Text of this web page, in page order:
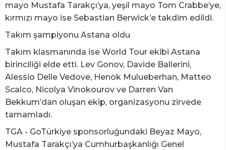
mayo Mustafa Tarakçı’ya, yeşil mayo Tom Crabbe’ye,
kırmızı mayo ise Sebastian Berwick’e takdim edildi.
Takım şampiyonu Astana oldu
Takım klasmanında ise World Tour ekibi Astana
birinciliği elde etti. Lev Gonov, Davide Ballerini,
Alessio Delle Vedove, Henok Mulueberhan, Matteo
Scalco, Nicolya Vinokourov ve Darren Van
Bekkum’dan oluşan ekip, organizasyonu zirvede
tamamladı.
TGA - GoTürkiye sponsorluğundaki Beyaz Mayo,
Mustafa Tarakçı’ya Cumhurbaşkanlığı Genel